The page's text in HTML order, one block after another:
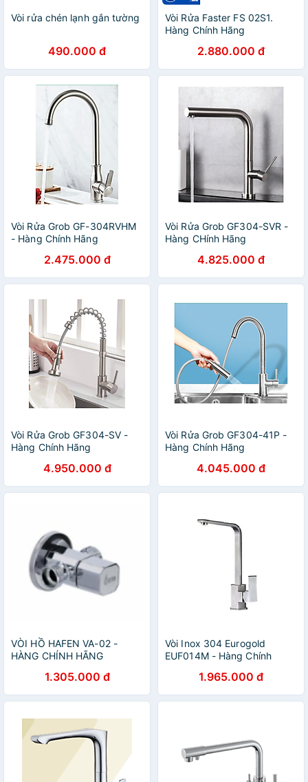
Vòi rửa chén lạnh gắn tường
490.000 đ
Vòi Rửa Faster FS 02S1.
Hàng Chính Hãng
2.880.000 đ
Vòi Rửa Grob GF-304RVHM
- Hàng Chính Hãng
2.475.000 đ
Vòi Rửa Grob GF304-SVR -
Hàng CHính Hãng
4.825.000 đ
Vòi Rửa Grob GF304-SV -
Hàng Chính Hãng
4.950.000 đ
Vòi Rửa Grob GF304-41P -
Hàng Chính Hãng
4.045.000 đ
VÒI HỒ HAFEN VA-02 -
HÀNG CHÍNH HÃNG
1.305.000 đ
Vòi Inox 304 Eurogold
EUF014M - Hàng Chính
1.965.000 đ